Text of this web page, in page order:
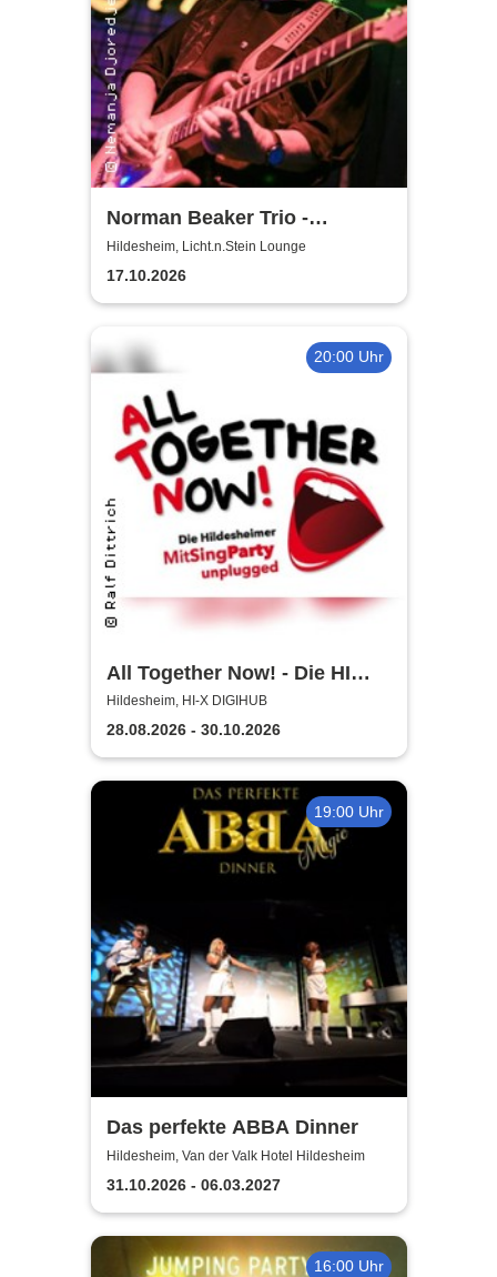
Norman Beaker Trio -
Licht.n.Stein Lounge
Hildesheim, Licht.n.Stein Lounge
17.10.2026
20:00 Uhr
All Together Now! - Die HI
MitSingParty
Hildesheim, HI-X DIGIHUB
28.08.2026 - 30.10.2026
19:00 Uhr
Das perfekte ABBA Dinner
Hildesheim, Van der Valk Hotel Hildesheim
31.10.2026 - 06.03.2027
16:00 Uhr